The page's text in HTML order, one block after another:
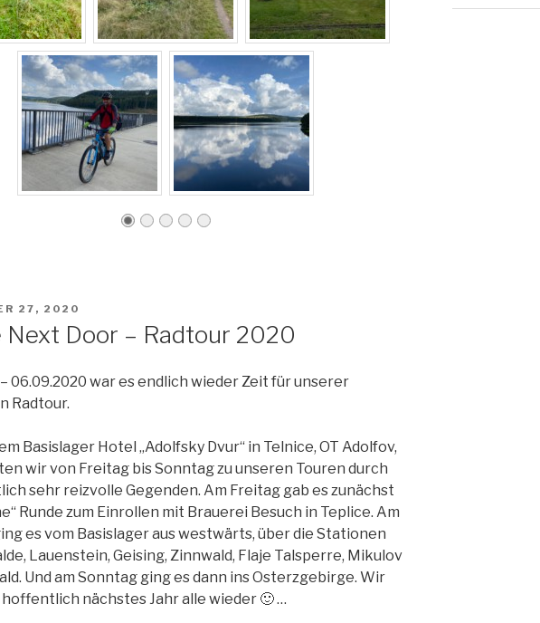
27, 2020
Next Door – Radtour 2020
06.09.2020 war es endlich wieder Zeit für unserer
Radtour.
Basislager Hotel „Adolfsky Dvur“ in Telnice, OT Adolfov,
wir von Freitag bis Sonntag zu unseren Touren durch
sehr reizvolle Gegenden. Am Freitag gab es zunächst
Runde zum Einrollen mit Brauerei Besuch in Teplice. Am
es vom Basislager aus westwärts, über die Stationen
Lauenstein, Geising, Zinnwald, Flaje Talsperre, Mikulov
Und am Sonntag ging es dann ins Osterzgebirge. Wir
nächstes Jahr alle wieder 🙂 …